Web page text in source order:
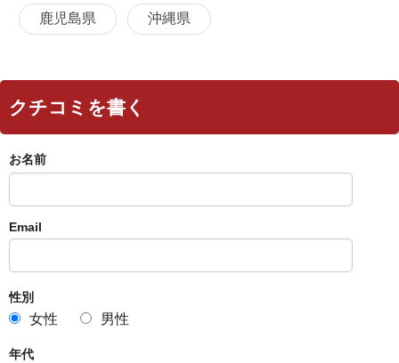
鹿児島県 沖縄県
クチコミを書く
お名前
Email
性別
女性 男性
年代